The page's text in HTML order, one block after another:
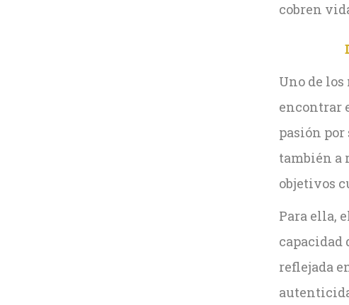
cobren
Uno de
encontrar
pasión por
también a
objetivos
Para ella,
capacidad
reflejada